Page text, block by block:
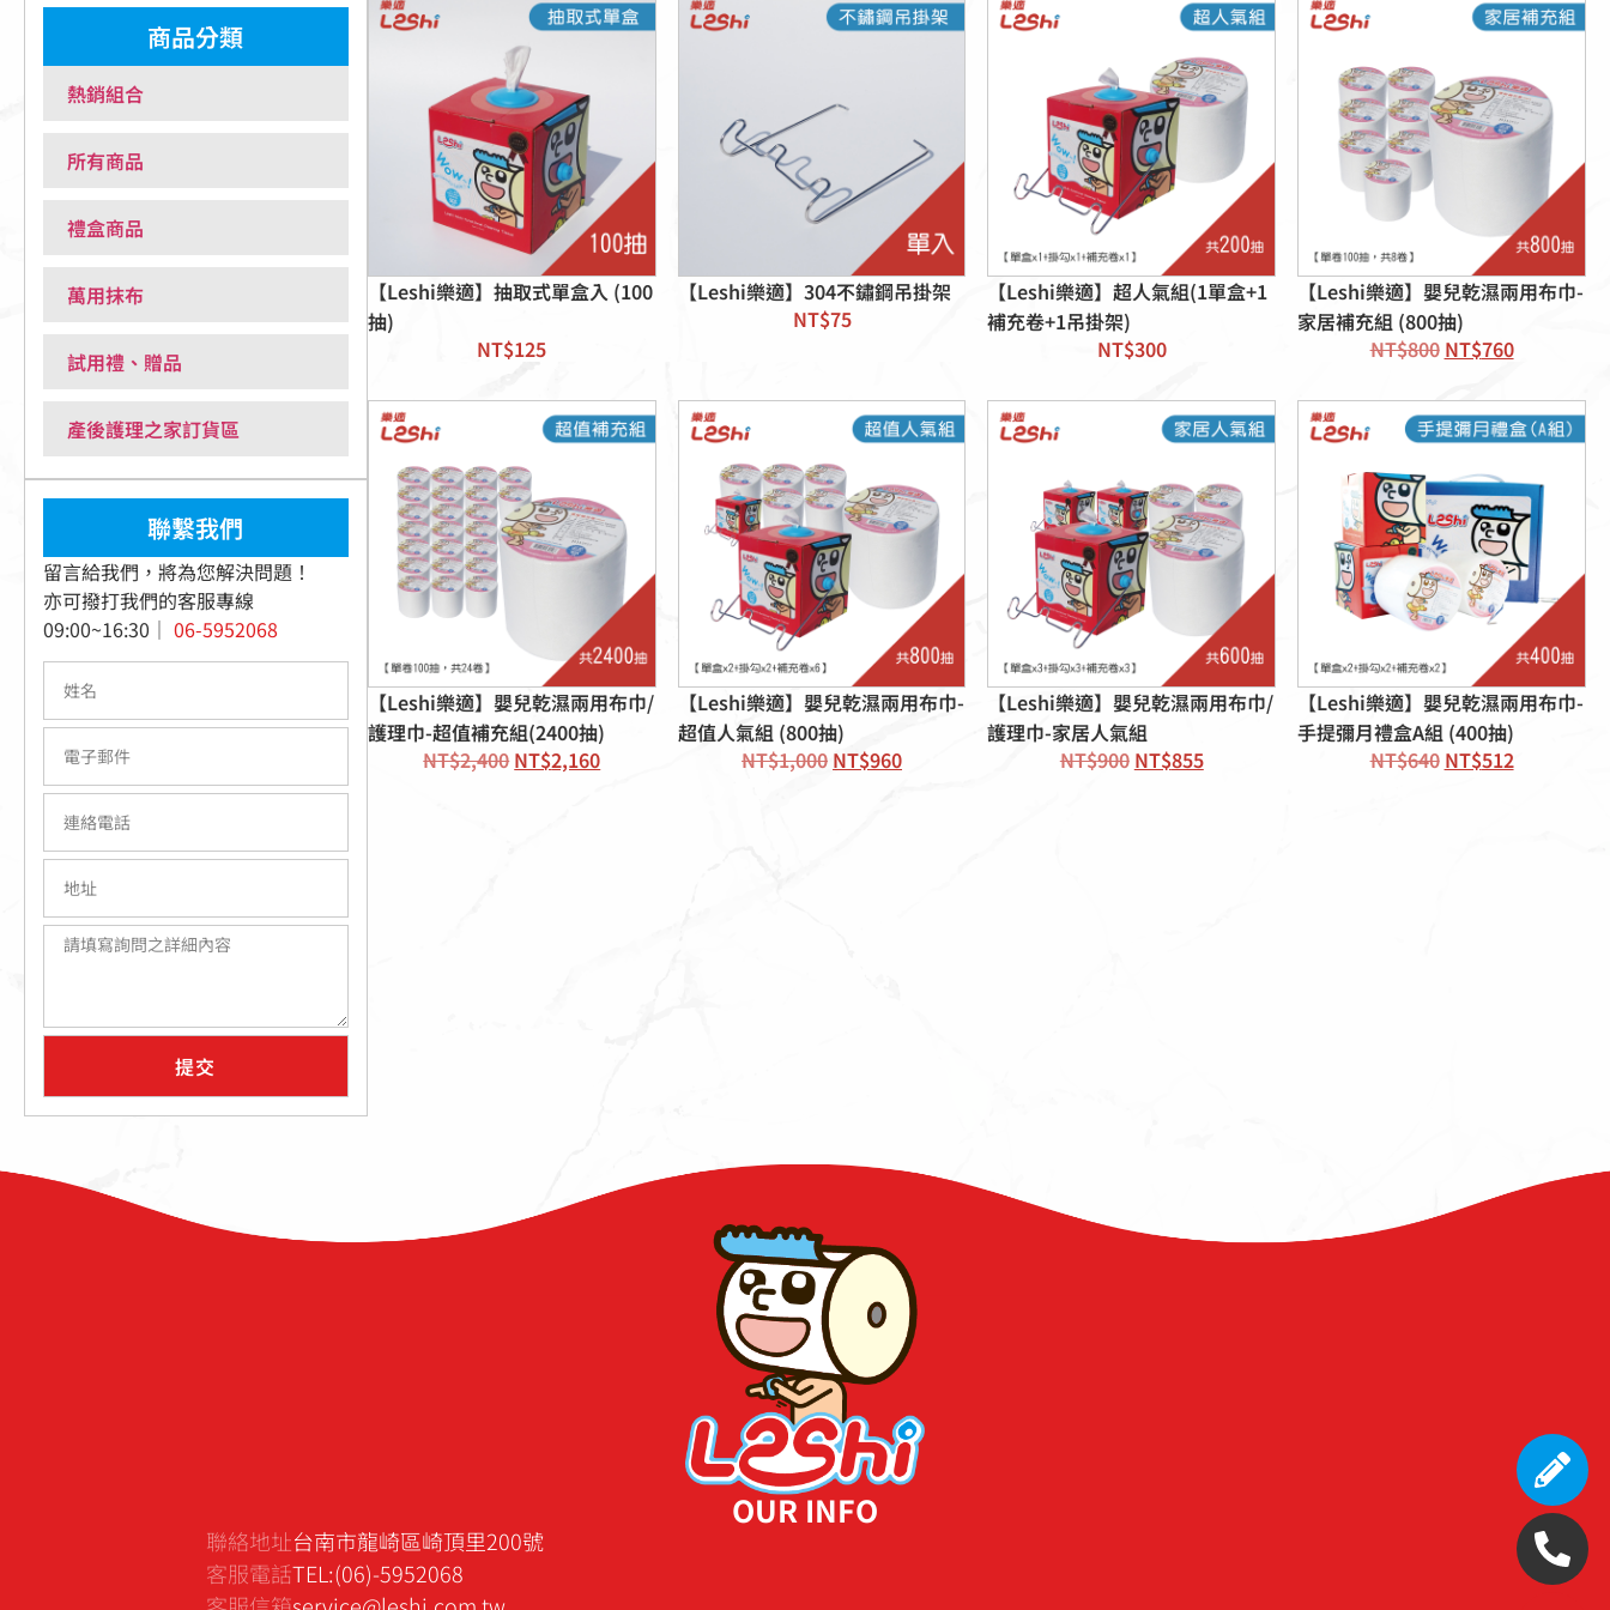
商品分類
熱銷組合
所有商品
禮盒商品
萬用抹布
試用禮、贈品
產後護理之家訂貨區
聯繫我們
留言給我們，將為您解決問題！
亦可撥打我們的客服專線
09:00~16:30｜ 06-5952068
提交
【Leshi樂適】抽取式單盒入 (100
抽)
NT$125
【Leshi樂適】304不鏽鋼吊掛架
NT$75
【Leshi樂適】超人氣組(1單盒+1
補充卷+1吊掛架)
NT$300
【Leshi樂適】嬰兒乾濕兩用布巾-
家居補充組 (800抽)
NT$800 NT$760
【Leshi樂適】嬰兒乾濕兩用布巾/
護理巾-超值補充組(2400抽)
NT$2,400NT$2,160
【Leshi樂適】嬰兒乾濕兩用布巾-
超值人氣組 (800抽)
NT$1,000 NT$960
【Leshi樂適】嬰兒乾濕兩用布巾/
護理巾-家居人氣組
NT$900 NT$855
【Leshi樂適】嬰兒乾濕兩用布巾-
手提彌月禮盒A組 (400抽)
NT$640 NT$512
OUR INFO
聯絡地址
客服電話
台南市龍崎區崎頂里200號
TEL:(06)-5952068